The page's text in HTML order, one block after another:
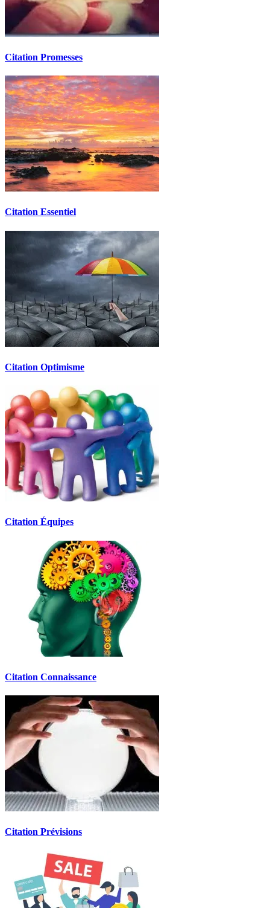
Citation Promesses
Citation Essentiel
Citation Optimisme
Citation Équipes
Citation Connaissance
Citation Prévisions